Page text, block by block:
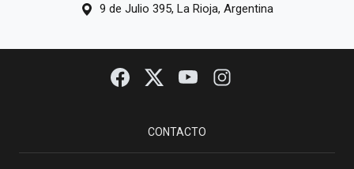
9 de Julio 395, La Rioja, Argentina
CONTACTO